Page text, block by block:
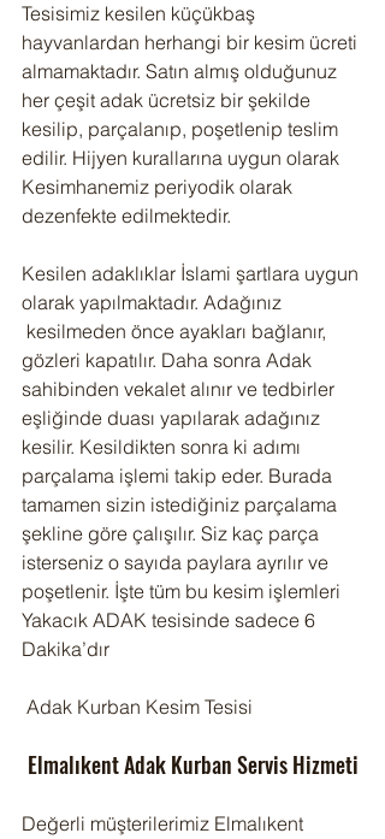
Tesisimiz kesilen küçükbaş
hayvanlardan herhangi bir kesim ücreti
almamaktadır. Satın almış olduğunuz
her çeşit adak ücretsiz bir şekilde
kesilip, parçalanıp, poşetlenip teslim
edilir. Hijyen kurallarına uygun olarak
Kesimhanemiz periyodik olarak
dezenfekte edilmektedir.
Kesilen adaklıklar İslami şartlara uygun
olarak yapılmaktadır. Adağınız
kesilmeden önce ayakları bağlanır,
gözleri kapatılır. Daha sonra Adak
sahibinden vekalet alınır ve tedbirler
eşliğinde duası yapılarak adağınız
kesilir. Kesildikten sonra ki adımı
parçalama işlemi takip eder. Burada
tamamen sizin istediğiniz parçalama
şekline göre çalışılır. Siz kaç parça
isterseniz o sayıda paylara ayrılır ve
poşetlenir. İşte tüm bu kesim işlemleri
Yakacık ADAK tesisinde sadece 6
Dakika’dır
Adak Kurban Kesim Tesisi
Elmalıkent Adak Kurban Servis Hizmeti
Değerli müşterilerimiz Elmalıkent